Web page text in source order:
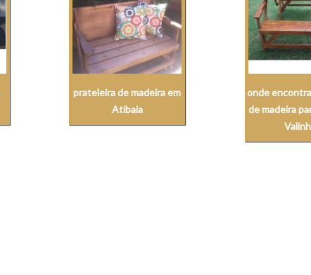
prateleira de madeira em
Atibaia
onde
de madeira